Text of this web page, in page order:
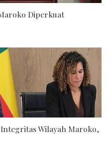
Diperkuat
Wilayah Maroko,